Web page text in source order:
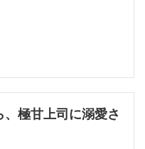
自由な人生を歩みます
極甘上司に溺愛さ